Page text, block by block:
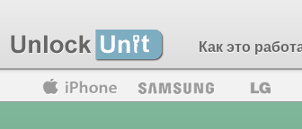
Как это
Blackberry